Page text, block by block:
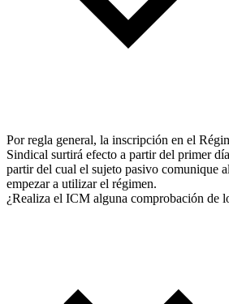
Por regla general, la inscripción en el
Sindical surtirá efecto a partir del primer
partir del cual el sujeto pasivo comunique
empezar a utilizar el régimen.
¿Realiza el ICM alguna comprobación de